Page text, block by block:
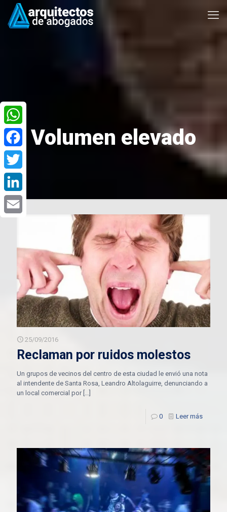
Volumen elevado
25/09/2016
Reclaman por ruidos molestos
Un grupos de vecinos del centro de esta ciudad le envió una nota
al intendente de Santa Rosa, Leandro Altolaguirre, denunciando a
un local comercial por[…]
0 Leer más
WhatsApp
Facebook
Twitter
LinkedIn